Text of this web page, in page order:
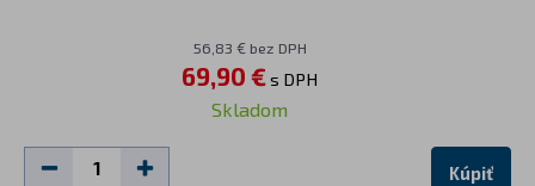
56,83 € bez DPH
69,90 €s DPH
Skladom
Kúpiť